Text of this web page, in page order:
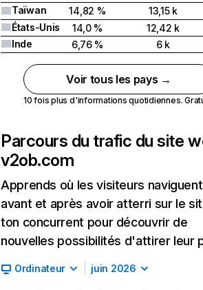
Taïwan
14,82 %
13,15 k
États-Unis
14,0 %
12,42 k
Inde
6,76 % 6 k
Voir tous les pays →
10 fois plus d'informations quotidiennes.
Parcours du trafic du site
v2ob.com
Apprends où les visiteurs naviguent
avant et après avoir atterri sur le
ton concurrent pour découvrir de
nouvelles possibilités d'attirer leur
Ordinateur juin 2026